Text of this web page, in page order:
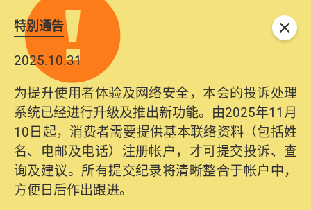
特別通告
2025.10.31
为提升使用者体验及网络安全，本会的投诉处理
系统已经进行升级及推出新功能。由2025年11月
10日起，消费者需要提供基本联络资料（包括姓
名、电邮及电话）注册帐户，才可提交投诉、查
询及建议。所有提交纪录将清晰整合于帐户中，
方便日后作出跟进。
关闭